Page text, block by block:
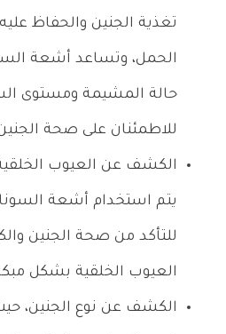
تغذية الجنين والحفاظ
الحمل، وتساعد أشعة
حالة المشيمة ومستوى
للاطمئنان على صحة
الكشف عن العيوب
يتم استخدام أشعة
للتأكد من صحة الجنين
العيوب الخلقية بشكل
الكشف عن نوع الجنين،